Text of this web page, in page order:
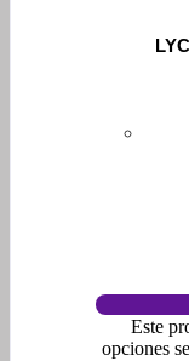
Este
opciones